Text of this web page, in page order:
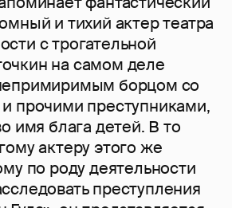
и тихий актер театра
с трогательной
на самом деле
борцом со
прочими преступниками,
имя блага детей. В то
актеру этого же
по роду деятельности
преступления